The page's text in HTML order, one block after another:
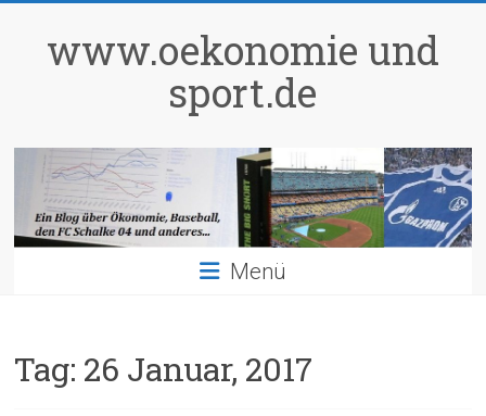
springenwww.oekonomie und
sport.de
Menü
Tag: 26 Januar, 2017